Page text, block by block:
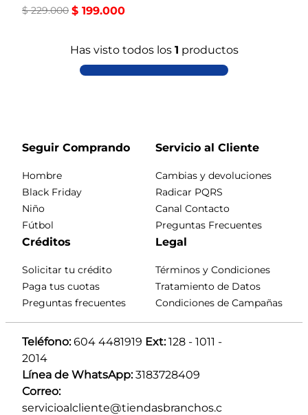
$ 229.000 $ 199.000
Has visto todos los 1 productos
Seguir Comprando
Hombre
Black Friday
Niño
Fútbol
Servicio al Cliente
Cambias y devoluciones
Radicar PQRS
Canal Contacto
Preguntas Frecuentes
Créditos
Solicitar tu crédito
Paga tus cuotas
Preguntas frecuentes
Legal
Términos y Condiciones
Tratamiento de Datos
Condiciones de Campañas
Teléfono: 604 4481919 Ext: 128 - 1011 -
2014
Línea de WhatsApp: 3183728409
Correo:
servicioalcliente@tiendasbranchos.c